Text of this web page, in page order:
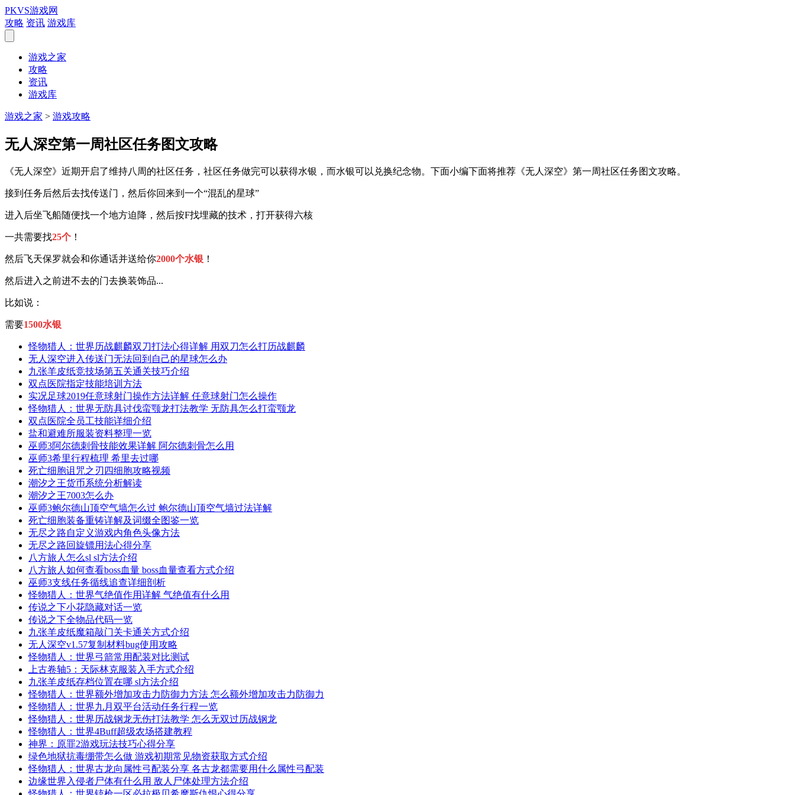
PKVS游戏网
攻略 资讯 游戏库
游戏之家
攻略
资讯
游戏库
游戏之家 > 游戏攻略
无人深空第一周社区任务图文攻略
《无人深空》近期开启了维持八周的社区任务，社区任务做完可以获得水银，而水银可以兑换纪念物。下面小编下面将推荐《无人深空》第一周社区任务图文攻略。
接到任务后然后去找传送门，然后你回来到一个“混乱的星球”
进入后坐飞船随便找一个地方迫降，然后按F找埋藏的技术，打开获得六核
一共需要找25个 ！
然后飞天保罗就会和你通话并送给你2000个水银 ！
然后进入之前进不去的门去换装饰品...
比如说：
需要1500水银
怪物猎人：世界历战麒麟双刀打法心得详解 用双刀怎么打历战麒麟
无人深空进入传送门无法回到自己的星球怎么办
九张羊皮纸竞技场第五关通关技巧介绍
双点医院指定技能培训方法
实况足球2019任意球射门操作方法详解 任意球射门怎么操作
怪物猎人：世界无防具讨伐蛮颚龙打法教学 无防具怎么打蛮颚龙
双点医院全员工技能详细介绍
盐和避难所服装资料整理一览
巫师3阿尔德刺骨技能效果详解 阿尔德刺骨怎么用
巫师3希里行程梳理 希里去过哪
死亡细胞诅咒之刃四细胞攻略视频
潮汐之王货币系统分析解读
潮汐之王7003怎么办
巫师3鲍尔德山顶空气墙怎么过 鲍尔德山顶空气墙过法详解
死亡细胞装备重铸详解及词缀全图鉴一览
无尽之路自定义游戏内角色头像方法
无尽之路回旋镖用法心得分享
八方旅人怎么sl sl方法介绍
八方旅人如何查看boss血量 boss血量查看方式介绍
巫师3支线任务循线追查详细剖析
怪物猎人：世界气绝值作用详解 气绝值有什么用
传说之下小花隐藏对话一览
传说之下全物品代码一览
九张羊皮纸魔箱敲门关卡通关方式介绍
无人深空v1.57复制材料bug使用攻略
怪物猎人：世界弓箭常用配装对比测试
上古卷轴5：天际林克服装入手方式介绍
九张羊皮纸存档位置在哪 sl方法介绍
怪物猎人：世界额外增加攻击力防御力方法 怎么额外增加攻击力防御力
怪物猎人：世界九月双平台活动任务行程一览
怪物猎人：世界历战钢龙无伤打法教学 怎么无双过历战钢龙
怪物猎人：世界4Buff超级农场搭建教程
神界：原罪2游戏玩法技巧心得分享
绿色地狱抗毒绷带怎么做 游戏初期常见物资获取方式介绍
怪物猎人：世界古龙向属性弓配装分享 各古龙都需要用什么属性弓配装
边缘世界入侵者尸体有什么用 敌人尸体处理方法介绍